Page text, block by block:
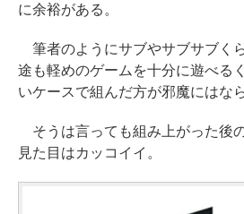
に余裕がある。
筆者のようにサブやサブサブく
途も軽めのゲームを十分に遊べる
いケースで組んだ方が邪魔にはな
そうは言っても組み上がった後
見た目はカッコイイ。